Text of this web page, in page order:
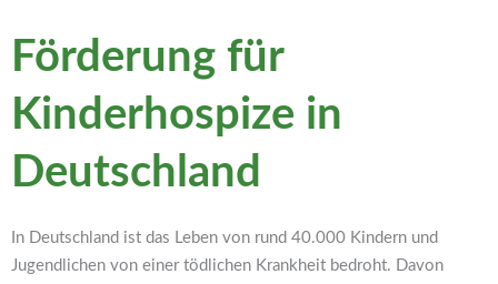
Förderung für
Kinderhospize in
Deutschland
In Deutschland ist das Leben von rund 40.000 Kindern und
Jugendlichen von einer tödlichen Krankheit bedroht. Davon